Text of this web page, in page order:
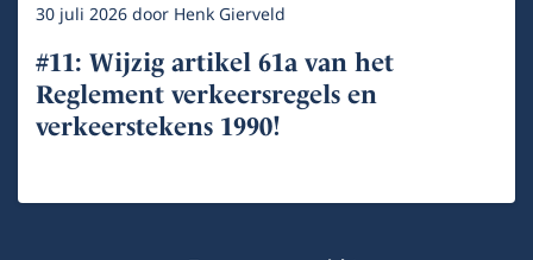
30 juli 2026door Henk Gierveld
#11: Wijzig artikel 61a van het
Reglement verkeersregels en
verkeerstekens 1990!